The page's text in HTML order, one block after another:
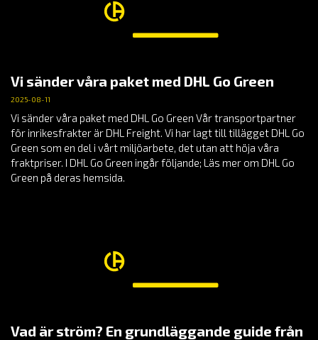
Vi sänder våra paket med DHL Go Green
2025-08-11
Vi sänder våra paket med DHL Go Green Vår transportpartner
för inrikesfrakter är DHL Freight. Vi har lagt till tillägget DHL Go
Green som en del i vårt miljöarbete, det utan att höja våra
fraktpriser. I DHL Go Green ingår följande; Läs mer om DHL Go
Green på deras hemsida.
Vad är ström? En grundläggande guide från